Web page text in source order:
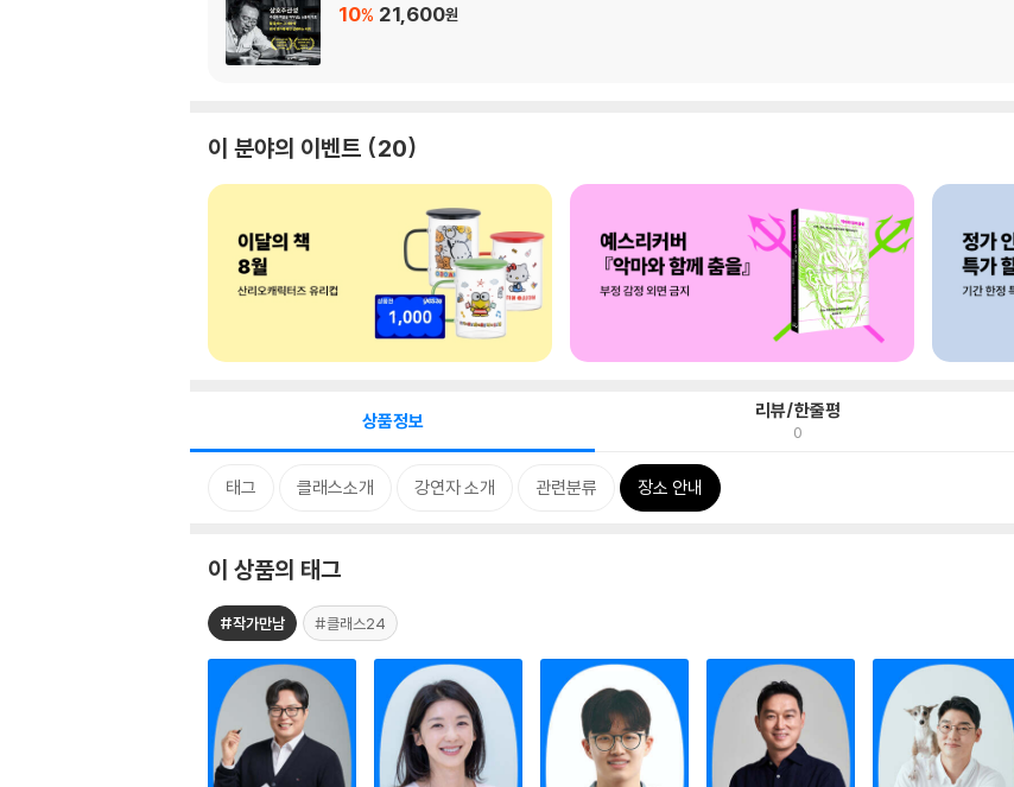
10% 21,600원
이 분야의 이벤트 20
상품정보 리뷰/한줄평
0
태그 클래스소개 강연자 소개 관련분류 장소 안내
이 상품의 태그
#작가만남 #클래스24